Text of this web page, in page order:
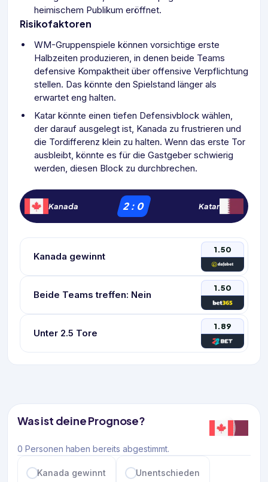
heimischem Publikum eröffnet.
Risikofaktoren
WM-Gruppenspiele können vorsichtige erste
Halbzeiten produzieren, in denen beide Teams
defensive Kompaktheit über offensive Verpflichtung
stellen. Das könnte den Spielstand länger als
erwartet eng halten.
Katar könnte einen tiefen Defensivblock wählen,
der darauf ausgelegt ist, Kanada zu frustrieren und
die Tordifferenz klein zu halten. Wenn das erste Tor
ausbleibt, könnte es für die Gastgeber schwierig
werden, diesen Block zu durchbrechen.
Kanada 2:0 Katar
Kanada gewinnt
1.50
Beide Teams treffen: Nein
1.50
Unter 2.5 Tore
1.89
Was ist deine Prognose?
0 Personen haben bereits abgestimmt.
Kanada gewinnt Unentschieden